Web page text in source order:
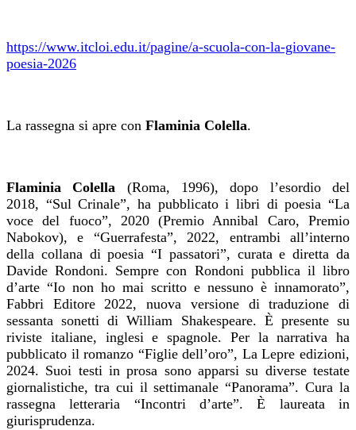
https://www.itcloi.edu.it/pagine/a-scuola-con-la-giovane-
poesia-2026
La rassegna si apre con Flaminia Colella.
Flaminia Colella (Roma, 1996), dopo l’esordio del
2018, “Sul Crinale”, ha pubblicato i libri di poesia “La
voce del fuoco”, 2020 (Premio Annibal Caro, Premio
Nabokov), e “Guerrafesta”, 2022, entrambi all’interno
della collana di poesia “I passatori”, curata e diretta da
Davide Rondoni. Sempre con Rondoni pubblica il libro
d’arte “Io non ho mai scritto e nessuno è innamorato”,
Fabbri Editore 2022, nuova versione di traduzione di
sessanta sonetti di William Shakespeare. È presente su
riviste italiane, inglesi e spagnole. Per la narrativa ha
pubblicato il romanzo “Figlie dell’oro”, La Lepre edizioni,
2024. Suoi testi in prosa sono apparsi su diverse testate
giornalistiche, tra cui il settimanale “Panorama”. Cura la
rassegna letteraria “Incontri d’arte”. È laureata in
giurisprudenza.